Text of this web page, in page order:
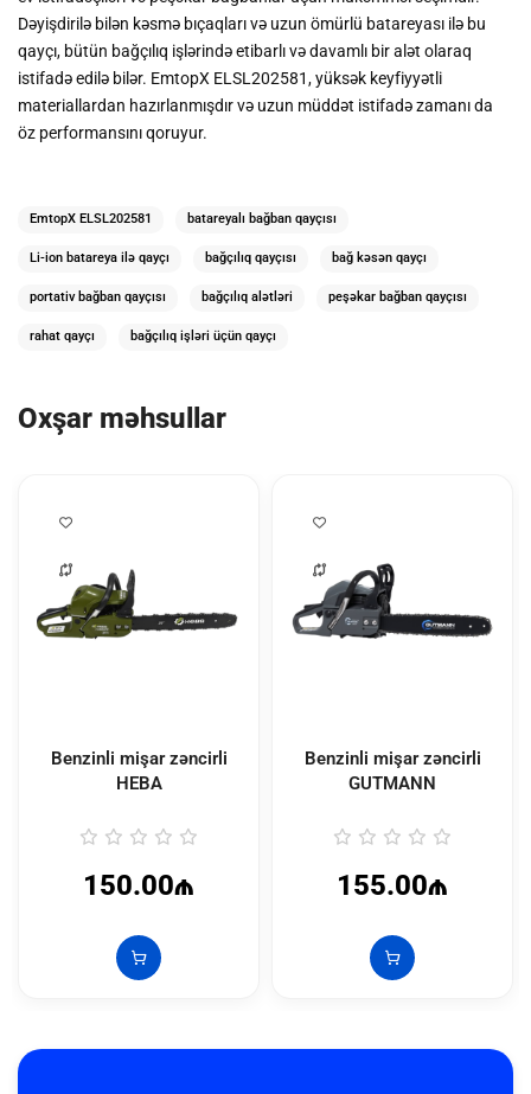
Dəyişdirilə bilən kəsmə bıçaqları və uzun ömürlü batareyası ilə bu
qayçı, bütün bağçılıq işlərində etibarlı və davamlı bir alət olaraq
istifadə edilə bilər. EmtopX ELSL202581, yüksək keyfiyyətli
materiallardan hazırlanmışdır və uzun müddət istifadə zamanı da
öz performansını qoruyur.
EmtopX ELSL202581 batareyalı bağban qayçısı
Li-ion batareya ilə qayçı bağçılıq qayçısı bağ kəsən qayçı
portativ bağban qayçısı bağçılıq alətləri peşəkar bağban qayçısı
rahat qayçı bağçılıq işləri üçün qayçı
Oxşar məhsullar
Benzinli mişar zəncirli
HEBA
150.00₼
Benzinli mişar zəncirli
GUTMANN
155.00₼